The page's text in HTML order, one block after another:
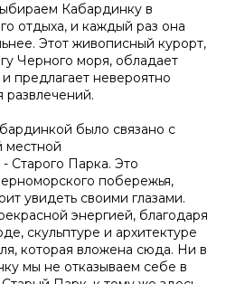
Кабардинку в
отдыха, и каждый раз она
Этот живописный курорт,
Черного моря, обладает
предлагает невероятно
развлечений.
было связано с
местной
Старого Парка. Это
побережья,
увидеть своими глазами.
энергией, благодаря
скульптуре и архитектуре
которая вложена сюда. Ни в
мы не отказываем себе в